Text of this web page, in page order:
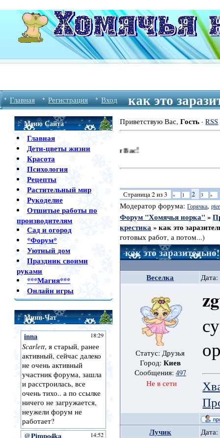
Главная Регистрация Вход как это
Меню Сайта
Главная
Дети-цветы жизни
Красота
Психология
Рецепты
Растительный мир
Рукоделие
Отшитые работы по
производителям
Сад и огород
*Форум*
Уютный дом
Праздник своими
руками
***Магия***
Онлайн игры
Мини-Чат
Приветствую Вас,Гость ·RSS
Страница2из3 « 1 2 3 »
Модератор форума:Горячка,
Форум "Хомячья норка" »
крестика » как это
готовых работ, а потом...)
как это
Веселка
Статус: Друзья
Город: Киев
Сообщения: 497
Не в сети
Лучик